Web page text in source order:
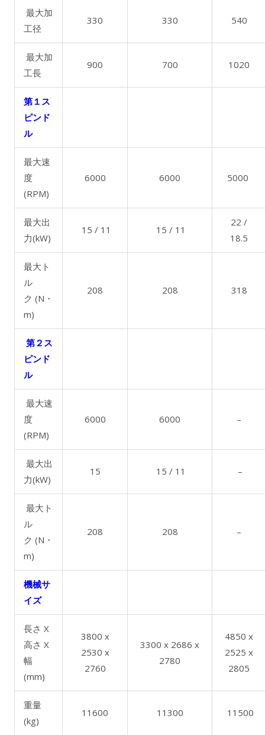
最大加
工径
330 330 540
最大加
工長
900 700 1020
第１ス
ピンド
ル
最大速
度
(RPM)
6000 6000 5000
最大出
力(kW)
15 / 11 15 / 11
22 /
18.5
最大ト
ル
ク (N・
m)
208 208 318
第２ス
ピンド
ル
最大速
度
(RPM)
6000 6000 –
最大出
力(kW)
15 15 / 11 –
最大ト
ル
ク (N・
m)
208 208 –
機械サ
イズ
長さ X
高さ X
幅
(mm)
3800 x
2530 x
2760
3300 x 2686 x
2780
4850 x
2525 x
2805
重量
(kg)
11600 11300 11500